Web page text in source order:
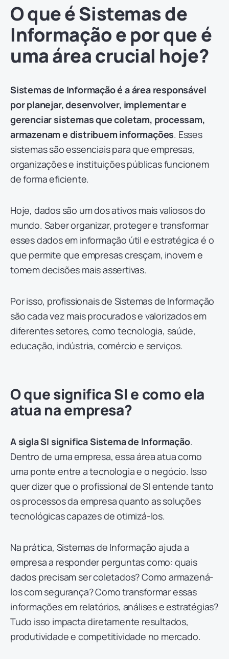
O que é Sistemas de
Informação e por que é
uma área crucial hoje?
Sistemas de Informação é a área responsável
por planejar, desenvolver, implementar e
gerenciar sistemas que coletam, processam,
armazenam e distribuem informações. Esses
sistemas são essenciais para que empresas,
organizações e instituições públicas funcionem
de forma eficiente.
Hoje, dados são um dos ativos mais valiosos do
mundo. Saber organizar, proteger e transformar
esses dados em informação útil e estratégica é o
que permite que empresas cresçam, inovem e
tomem decisões mais assertivas.
Por isso, profissionais de Sistemas de Informação
são cada vez mais procurados e valorizados em
diferentes setores, como tecnologia, saúde,
educação, indústria, comércio e serviços.
O que significa SI e como ela
atua na empresa?
A sigla SI significa Sistema de Informação.
Dentro de uma empresa, essa área atua como
uma ponte entre a tecnologia e o negócio. Isso
quer dizer que o profissional de SI entende tanto
os processos da empresa quanto as soluções
tecnológicas capazes de otimizá-los.
Na prática, Sistemas de Informação ajuda a
empresa a responder perguntas como: quais
dados precisam ser coletados? Como armazená-
los com segurança? Como transformar essas
informações em relatórios, análises e estratégias?
Tudo isso impacta diretamente resultados,
produtividade e competitividade no mercado.